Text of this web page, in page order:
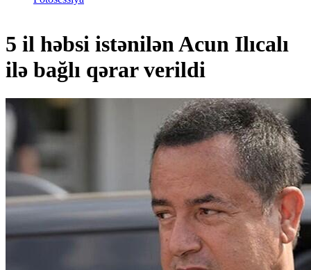
5 il həbsi istənilən Acun Ilıcalı
ilə bağlı qərar verildi